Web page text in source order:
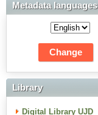
Metadata languages
Library
Digital Library UJD